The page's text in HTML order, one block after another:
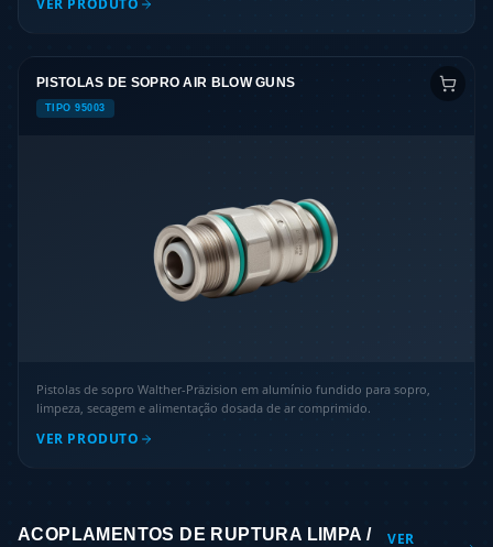
VER PRODUTO
PISTOLAS DE SOPRO AIR BLOW GUNS
TIPO 95003
Pistolas de sopro Walther-Präzision em alumínio fundido para sopro,
limpeza, secagem e alimentação dosada de ar comprimido.
VER PRODUTO
ACOPLAMENTOS DE RUPTURA LIMPA /
VER